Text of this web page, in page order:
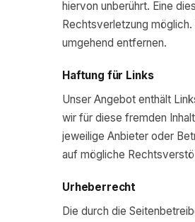
hiervon unberührt. Eine
Rechtsverletzung
umgehend entfernen.
Haftung für Links
Unser Angebot enthält
wir für diese fremden
jeweilige Anbieter oder
auf mögliche
Urheberrecht
Die durch die